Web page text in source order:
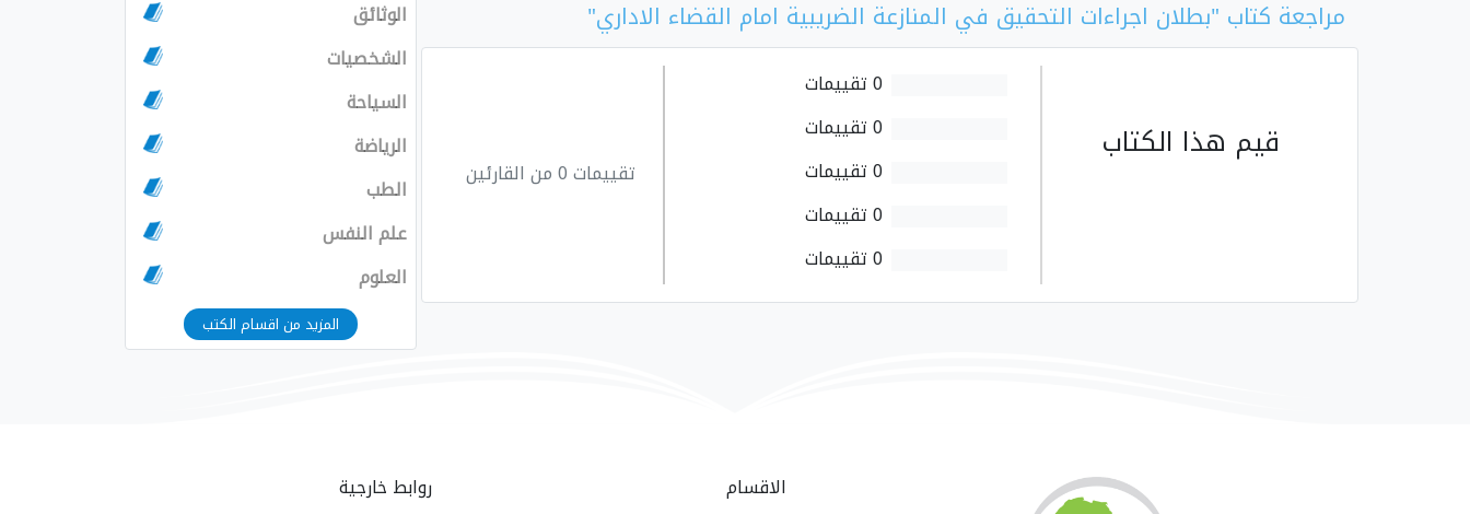
مراجعة كتاب "بطلان اجراءات التحقيق في المنازعة الضريبية امام القضاء الاداري"
قيم هذا الكتاب
0 تقييمات
0 تقييمات
0 تقييمات
0 تقييمات
0 تقييمات
تقييمات 0 من القارئين
الوثائق
الشخصيات
السياحة
الرياضة
الطب
علم النفس
العلوم
المزيد من اقسام الكتب
الاقسام روابط خارجية